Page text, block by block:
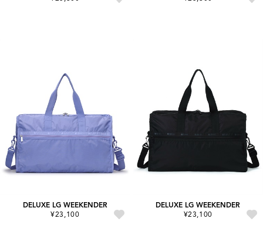
DELUXE LG WEEKENDER
¥23,100
DELUXE LG WEEKENDER
¥23,100